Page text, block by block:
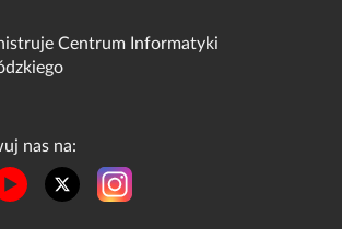
Centrum Informatyki
nas na: